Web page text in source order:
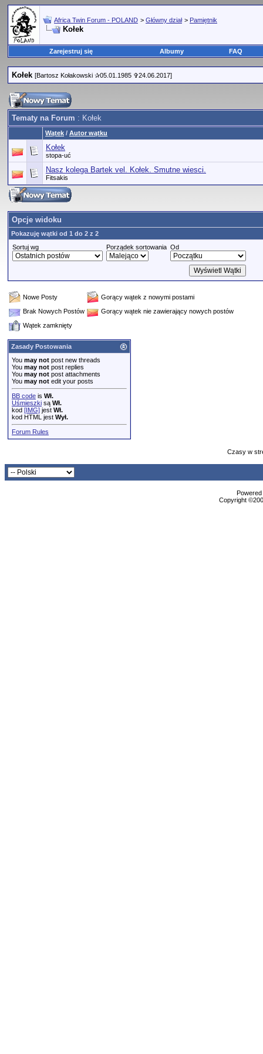
Africa Twin Forum - POLAND > Główny dział > Pamiętnik
Kołek
Zarejestruj się Albumy FAQ
Kołek [Bartosz Kołakowski ✰05.01.1985 ✞24.06.2017]
Tematy na Forum : Kołek
Wątek / Autor wątku
Kołek
stopa-uć
Nasz kolega Bartek vel. Kołek. Smutne wiesci.
Fitsakis
Opcje widoku
Pokazuję wątki od 1 do 2 z 2
Sortuj wg
Porządek sortowania Od
Nowe Posty
Gorący wątek z nowymi postami
Brak Nowych Postów
Gorący wątek nie zawierający nowych postów
Wątek zamknięty
Zasady Postowania
You may not post new threads
You may not post replies
You may not post attachments
You may not edit your posts
BB code is Wł.
Uśmieszki są Wł.
kod [IMG] jest Wł.
kod HTML jest Wył.
Forum Rules
Czasy w
Copyright